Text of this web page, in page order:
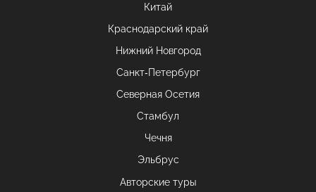
Китай
Краснодарский край
Нижний Новгород
Санкт-Петербург
Северная Осетия
Стамбул
Чечня
Эльбрус
Авторские туры